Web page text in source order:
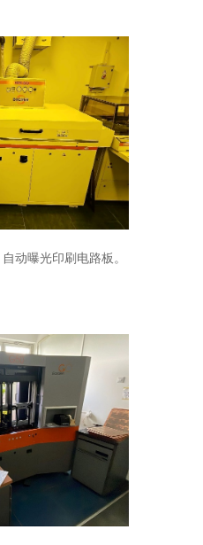
自动曝光印刷电路板。